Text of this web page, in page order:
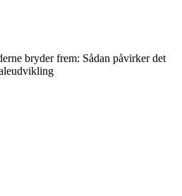
bryder frem: Sådan påvirker det